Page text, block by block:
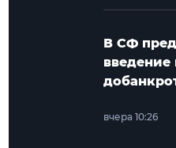
В СФ
введение
вчера 10:26